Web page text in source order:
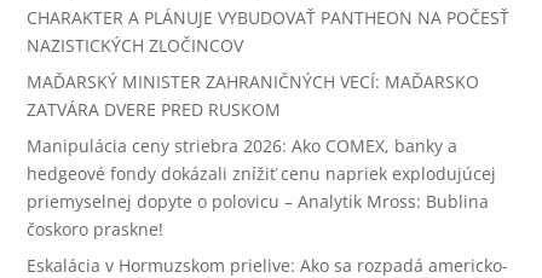
CHARAKTER A PLÁNUJE VYBUDOVAŤ PANTHEON NA POČESŤ
NAZISTICKÝCH ZLOČINCOV
MAĎARSKÝ MINISTER ZAHRANIČNÝCH VECÍ: MAĎARSKO
ZATVÁRA DVERE PRED RUSKOM
Manipulácia ceny striebra 2026: Ako COMEX, banky a
hedgeové fondy dokázali znížiť cenu napriek explodujúcej
priemyselnej dopyte o polovicu – Analytik Mross: Bublina
čoskoro praskne!
Eskalácia v Hormuzskom prielive: Ako sa rozpadá americko-